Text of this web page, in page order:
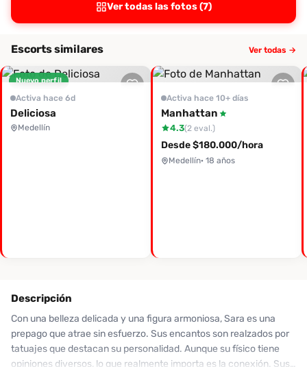
Ver todas las fotos (7)
Escorts similares Ver todas →
Nuevo perfil
Activa hace 6d
Deliciosa
Medellín
Activa hace 10+ días
Manhattan
4.3(2 eval.)
Desde $180.000/hora
Medellín· 18 años
Descripción
Con una belleza delicada y una figura armoniosa, Sara es una
prepago que atrae sin esfuerzo. Sus encantos son realzados por
tatuajes que destacan su personalidad. Aunque su físico tiene
opiniones diversos, lo que realmente importa es la conexión. Sus